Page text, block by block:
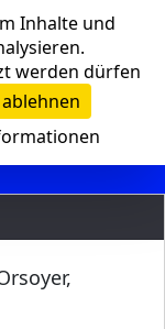
Inhalte und
werden dürfen